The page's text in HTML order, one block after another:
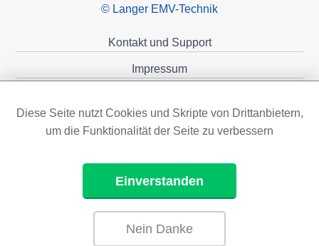
© Langer EMV-Technik
Kontakt und Support
Impressum
Diese Seite nutzt Cookies und Skripte von Drittanbietern,
um die Funktionalität der Seite zu verbessern
Einverstanden
Nein Danke